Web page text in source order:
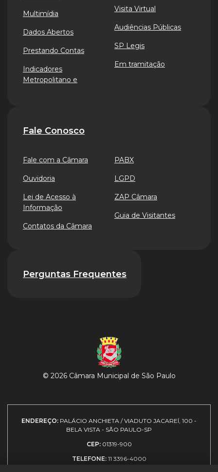
Multimídia
Dados Abertos
Prestando Contas
Indicadores
Metropolitano e
Visita Virtual
Audiências Públicas
SP Legis
Em tramitação
Fale Conosco
Fale com a Câmara
Ouvidoria
Lei de Acesso à
Informação
Contatos da Câmara
PABX
LGPD
ZAP Câmara
Guia de Visitantes
Perguntas Frequentes
© 2026 Câmara Municipal de São Paulo
ENDEREÇO: PALÁCIO ANCHIETA / VIADUTO JACAREÍ, 100 -
BELA VISTA - SÃO PAULO-SP
CEP: 01319-900
TELEFONE: 11 3396-4000